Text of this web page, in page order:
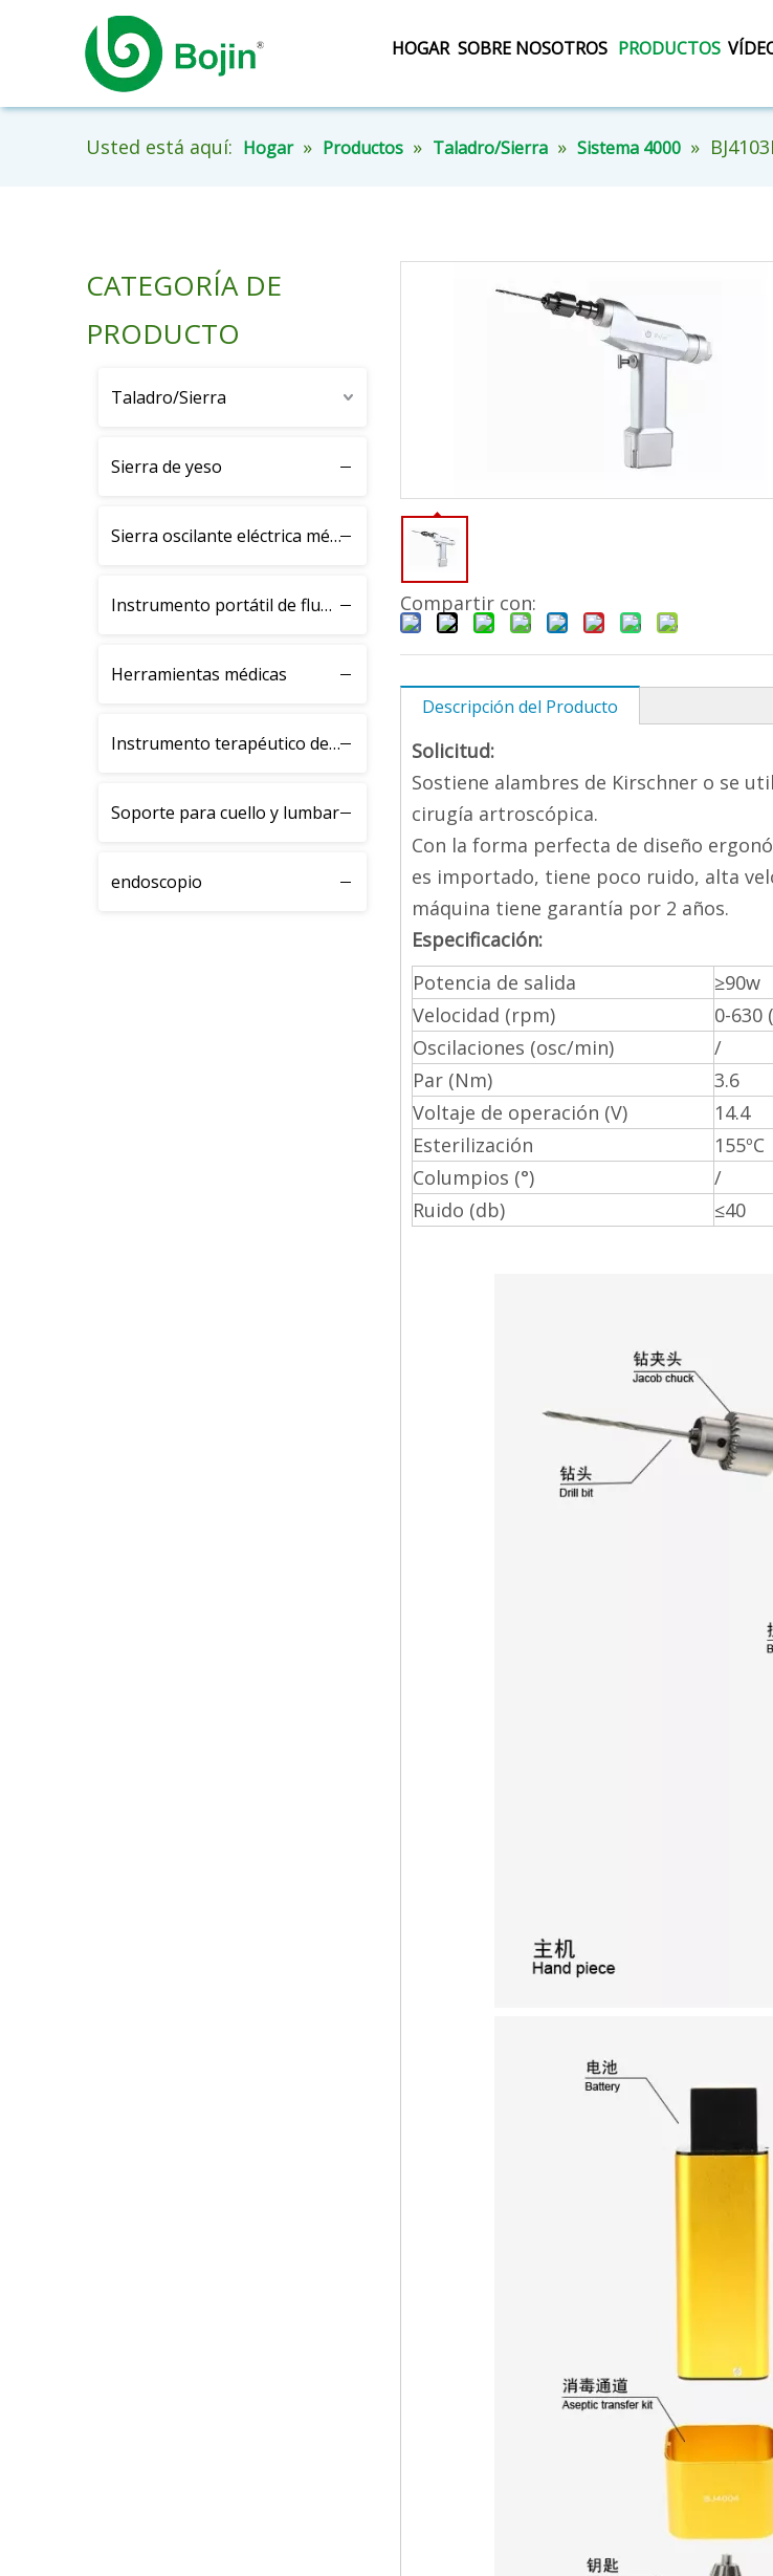
HOGAR SOBRE NOSOTROS PRODUCTOS
Usted está aquí: Hogar » Productos » Taladro/Sierra » Sistema 4000 »
CATEGORÍA DE
PRODUCTO
Taladro/Sierra
Sierra de yeso
Sierra oscilante eléctrica médica BJH
Instrumento portátil de fluoroscopia de rayos X
Herramientas médicas
Instrumento terapéutico de fractura BJK
Soporte para cuello y lumbar
endoscopio
Compartir con:
Descripción del Producto
Solicitud:
Sostiene alambres de Kirschner o se
cirugía artroscópica.
Con la forma perfecta de diseño
es importado, tiene poco ruido, alta
máquina tiene garantía por 2 años.
Especificación:
Potencia de salida
≥90w
Velocidad (rpm)
0-630
Oscilaciones (osc/min)
/
Par (Nm)
3.6
Voltaje de operación (V)
14.4
Esterilización
155ºC
Columpios (°)
/
Ruido (db)
≤40